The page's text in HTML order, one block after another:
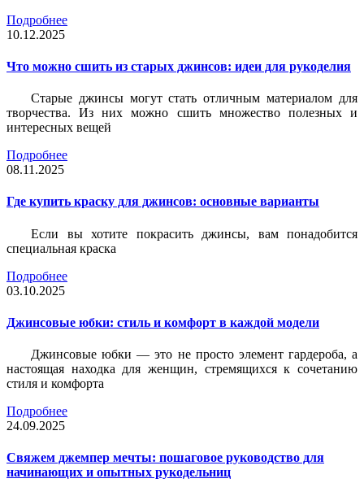
Подробнее
10.12.2025
Что можно сшить из старых джинсов: идеи для рукоделия
Старые джинсы могут стать отличным материалом для
творчества. Из них можно сшить множество полезных и
интересных вещей
Подробнее
08.11.2025
Где купить краску для джинсов: основные варианты
Если вы хотите покрасить джинсы, вам понадобится
специальная краска
Подробнее
03.10.2025
Джинсовые юбки: стиль и комфорт в каждой модели
Джинсовые юбки — это не просто элемент гардероба, а
настоящая находка для женщин, стремящихся к сочетанию
стиля и комфорта
Подробнее
24.09.2025
Свяжем джемпер мечты: пошаговое руководство для
начинающих и опытных рукодельниц